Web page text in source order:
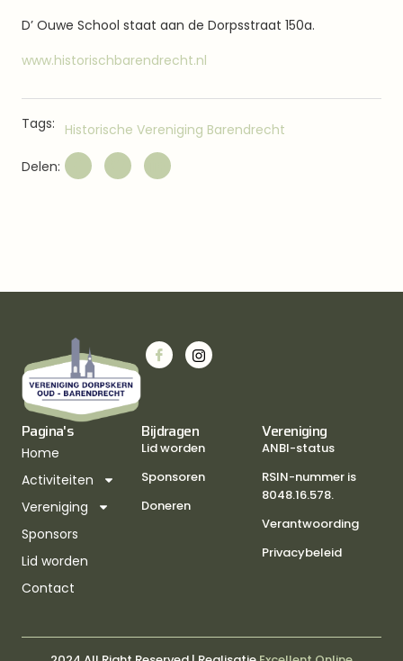
D’ Ouwe School staat aan de Dorpsstraat 150a.
www.historischbarendrecht.nl
Tags: Historische Vereniging Barendrecht
Delen:
Bijdragen
Lid worden
Sponsoren
Doneren
Vereniging
ANBI-status
RSIN-nummer is
8048.16.578.
Verantwoording
Privacybeleid
Pagina's
Home
Activiteiten
Vereniging
Sponsors
Lid worden
Contact